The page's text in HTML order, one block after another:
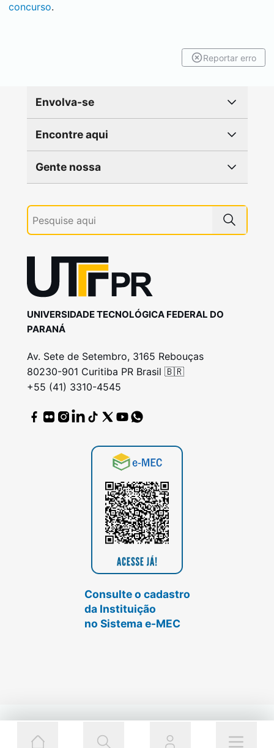
concurso.
Reportar erro
Envolva-se
Encontre aqui
Gente nossa
UNIVERSIDADE TECNOLÓGICA FEDERAL DO
PARANÁ
Av. Sete de Setembro, 3165 Rebouças
80230-901 Curitiba PR Brasil 🇧🇷
+55 (41) 3310-4545
Consulte o cadastro
da Instituição
no Sistema e-MEC